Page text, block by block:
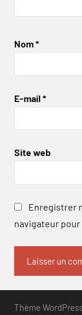
Nom*
E-mail *
Site web
Enregistrer
navigateur pour
Thème